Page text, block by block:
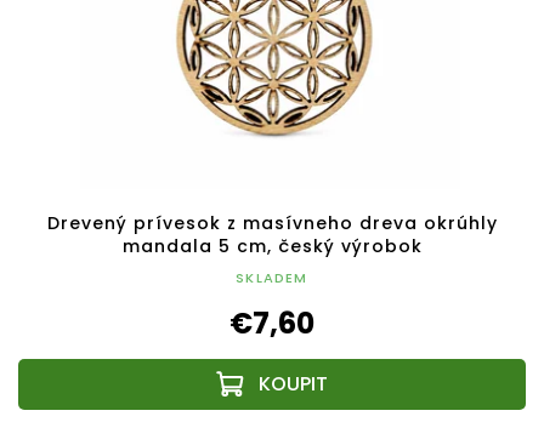
Drevený prívesok z masívneho dreva okrúhly
mandala 5 cm, český výrobok
SKLADEM
€7,60